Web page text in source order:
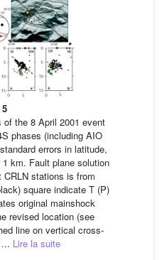
the 8 April 2001 event
phases (including AIO
errors in latitude,
km. Fault plane solution
stations is from
square indicate T (P)
original mainshock
revised location (see
line on vertical cross-
Lire la suite